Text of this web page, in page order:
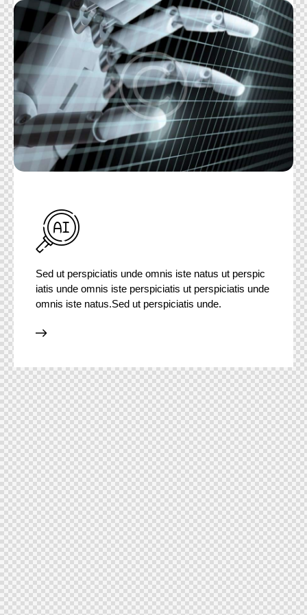
Sed ut perspiciatis unde omnis iste natus ut perspic
iatis unde omnis iste perspiciatis ut perspiciatis unde
omnis iste natus.Sed ut perspiciatis unde.